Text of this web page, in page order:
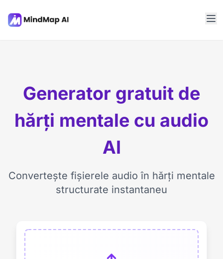
Generator gratuit de
hărți mentale cu audio
AI
Convertește fișierele audio în hărți mentale
structurate instantaneu